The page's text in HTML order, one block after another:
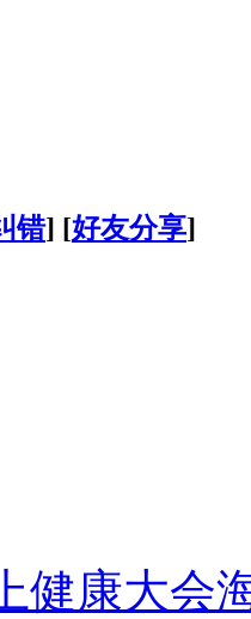
错] [好友分享]
健康大会